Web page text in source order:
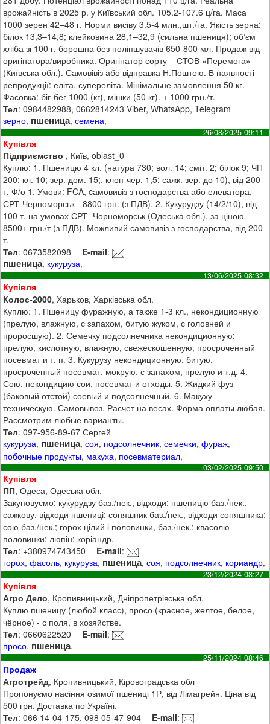
врожайність в 2025 р. у Київський обл. 105.2-107.6 ц/га. Маса
1000 зерен 42–48 г. Норми висіву 3.5-4 млн.,шт./га. Якість зерна:
білок 13,3–14,8; клейковина 28,1–32,9 (сильна пшениця); обʼєм
хліба зі 100 г, борошна без поліпшувачів 650-800 мл. Продаж від
оригінатора/виробника. Оригінатор сорту – СТОВ «Перемога»
(Київська обл.). Самовівіз або відправка Н.Поштою. В наявності
репродукції: еліта, супереліта. Мінімальне замовлення 50 кг.
Фасовка: біг-бег 1000 (кг), мішки (50 кг). + 1000 грн./т.
Тел: 0984482988, 0662814243 Viber, WhatsApp, Telegram
зерно, пшеница,семена,
26/08/2025 09:11
Купівля
Підприємство , Київ, oblast_0
Куплю: 1. Пшеницю 4 кл. (натура 730; вол. 14; сміт. 2; білок 9; ЧП
200; кл. 10; зер. дом. 15;, клоп-чер. 1,5; сажк. зер. до 10), від 200
т. Ф/о 1. Умови: FCA, cамовивіз з господарства або елеватора,
СРТ-Черноморськ - 8800 грн. (з ПДВ). 2. Кукурудзу (14/2/10), від
100 т, на умовах СРТ- Чорноморськ (Одеська обл.), за ціною
8500+ грн./т (з ПДВ). Можливий самовивіз з господарства, від 200
т.
Тел: 0673582098 E-mail:
пшеница, кукуруза,
13/06/2025 08:32
Купівля
Колос-2000, Харьков, Харківська обл.
Куплю: 1. Пшеницу​ фуражную, а также 1-3 кл., некондиционную
(прелую, влажную, с запахом, битую жуком, с головней и
проросшую). 2. Семечку подсолнечника некондиционную:
прелую, кислотную, влажную, свежескошенную, просроченный
посевмат и т. п. 3. Кукурузу некондиционную, битую,
просроченный посевмат, мокрую, с запахом, прелую и т.д. ​4.
Сою, некондицию сои, посевмат и отходы. 5. Жидкий фуз
(баковый отстой) соевый и подсолнечный. 6. Макуху
техническую. Самовывоз. Расчет на весах. Форма оплаты любая.
Рассмотрим любые варианты.
Тел: 097-956-89-67 Сергей
кукуруза, пшеница,соя, подсолнечник,семечки,фураж,
побочные продукты, макуха, посевматериал,
03/02/2025 09:50
Купівля
ПП, Одеса, Одеська обл.
Закуповуємо: кукурудзу баз./нек., відходи; пшеницю баз./нек.,
сажкову, відходи пшениці; соняшник баз./нек., відходи соняшника;
сою баз./нек.; горох цілий і половинки, баз./нек.; квасолю
половинки; люпін; коріандр.
Тел: +380974743450 E-mail:
горох,фасоль, кукуруза, пшеница,соя, подсолнечник, кориандр,
23/12/2024 08:27
Купівля
Агро Дело, Кропивницький, Дніпропетрівська обл.
Куплю пшеницу (любой класс), просо (красное, желтое, белое,
чёрное) - с поля, в хозяйстве.
Тел: 0660622520 E-mail:
просо, пшеница,
25/11/2024 08:46
Продаж
Агротрейд, Кропивницький, Кіровоградська обл
Пропонуємо насіння озимої пшениці 1Р, від Лімагрейн. Ціна від
500 грн. Доставка по Україні.
Тел: 066 14-04-175, 098 05-47-904 E-mail: